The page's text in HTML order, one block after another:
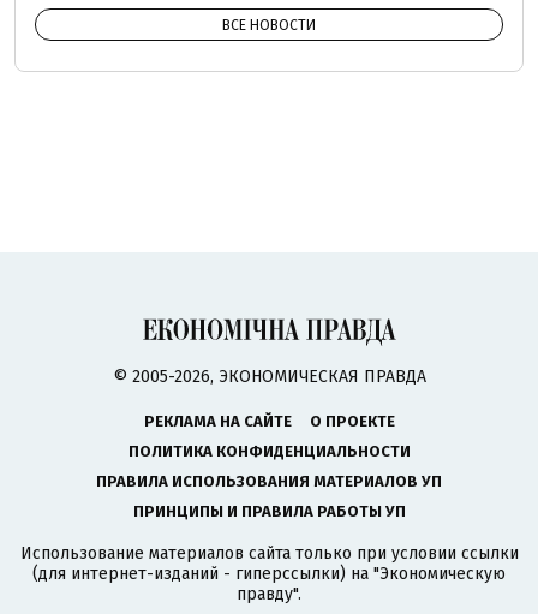
ВСЕ НОВОСТИ
© 2005-2026, ЭКОНОМИЧЕСКАЯ ПРАВДА
РЕКЛАМА НА САЙТЕ
О ПРОЕКТЕ
ПОЛИТИКА КОНФИДЕНЦИАЛЬНОСТИ
ПРАВИЛА ИСПОЛЬЗОВАНИЯ МАТЕРИАЛОВ УП
ПРИНЦИПЫ И ПРАВИЛА РАБОТЫ УП
Использование материалов сайта только при условии ссылки
(для интернет-изданий - гиперссылки) на "Экономическую
правду".